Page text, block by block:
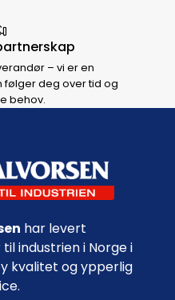
– vi er en
deg over tid og
behov.
navigation
har levert
industrien i Norge i
kvalitet og ypperlig